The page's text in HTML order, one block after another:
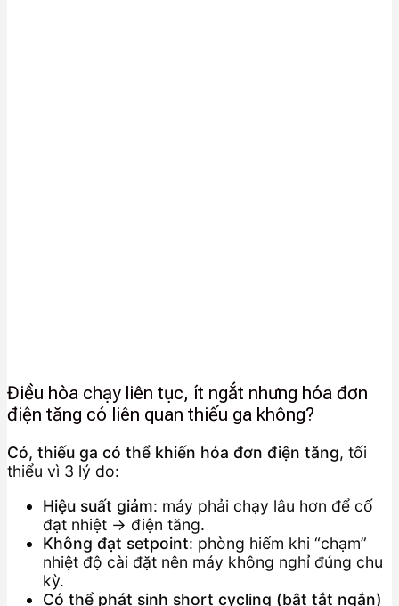
Điều hòa chạy liên tục, ít ngắt nhưng hóa đơn
điện tăng có liên quan thiếu ga không?
Có, thiếu ga có thể khiến hóa đơn điện tăng, tối
thiểu vì 3 lý do:
Hiệu suất giảm: máy phải chạy lâu hơn để cố
đạt nhiệt → điện tăng.
Không đạt setpoint: phòng hiếm khi “chạm”
nhiệt độ cài đặt nên máy không nghỉ đúng chu
kỳ.
Có thể phát sinh short cycling (bật tắt ngắn)